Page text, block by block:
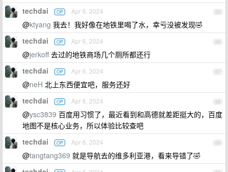
65
techdai OP Apr 6, 2024
@ktyang 我去！我好像在地铁里喝了水，幸亏没被发现🤣
66
techdai OP Apr 6, 2024
@jerkoff去过的地铁商场几个厕所都还行
67
techdai OP Apr 6, 2024
@neH 北上东西便宜吧，服务还好
68
techdai OP Apr 6, 2024
@ysc3839 百度用习惯了，最近看到和高德就差距挺大的，百度
地图不是核心业务，所以体验比较查吧
69
techdai OP Apr 6, 2024
@tangtang369 就是导航去的维多利亚港，看来导错了🤣